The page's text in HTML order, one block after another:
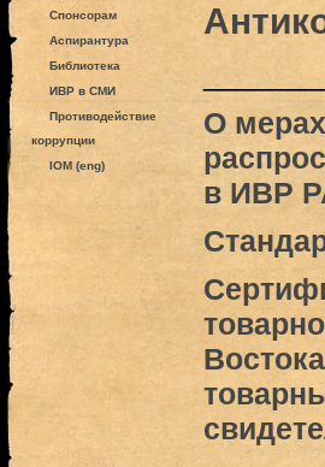
Спонсорам
Аспирантура
Библиотека
ИВР в СМИ
Противодействие
коррупции
IOM (eng)
О
в ИВР